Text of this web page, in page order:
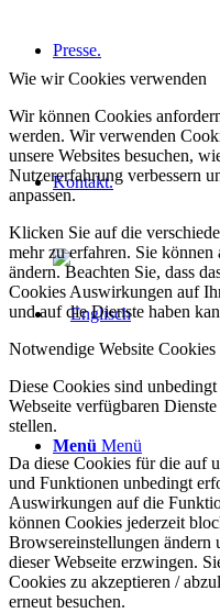
Presse.
Kontakt.
Menü Menü
Wie wir Cookies verwenden
Wir können Cookies
werden. Wir verwenden
unsere Websites besuchen,
Nutzererfahrung verbessern
anpassen.
Klicken Sie auf die
mehr zu erfahren. Sie
ändern. Beachten Sie, dass
Cookies Auswirkungen auf
und auf die Dienste haben
Notwendige Website Cookies
Diese Cookies sind
Webseite verfügbaren
stellen.
Da diese Cookies für die auf
und Funktionen unbedingt
Auswirkungen auf die
können Cookies jederzeit
Browsereinstellungen
dieser Webseite erzwingen.
Cookies zu akzeptieren /
erneut besuchen.